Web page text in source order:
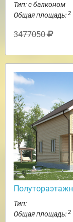
Тип: с балконом
Общая площадь: 2
3477050
Тип:
Общая площадь: 2